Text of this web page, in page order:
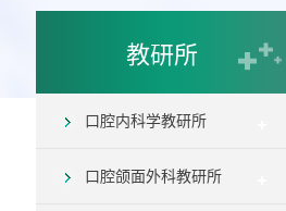
教研所
口腔内科学教研所
口腔颌面外科教研所